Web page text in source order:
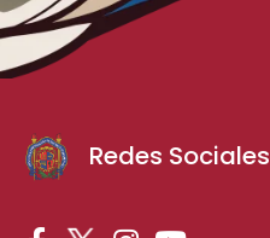
Redes Sociales